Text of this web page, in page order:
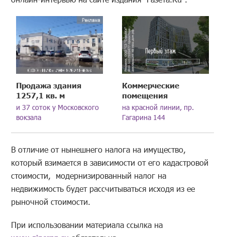
Продажа здания
1257,1 кв. м
и 37 соток у Московского
вокзала
Коммерческие
помещения
на красной линии, пр.
Гагарина 144
В отличие от нынешнего налога на имущество,
который взимается в зависимости от его кадастровой
стоимости, модернизированный налог на
недвижимость будет рассчитываться исходя из ее
рыночной стоимости.
При использовании материала ссылка на